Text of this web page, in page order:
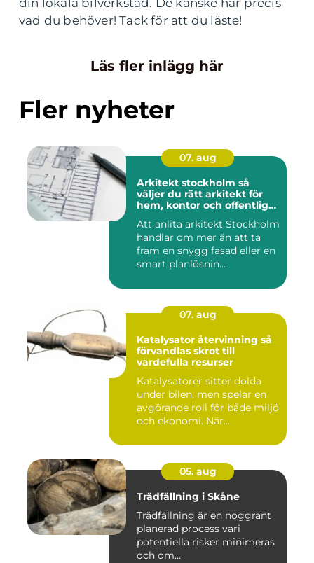
din lokala bilverkstad. De kanske har precis
vad du behöver! Tack för att du läste!
Läs fler inlägg här
Fler nyheter
07. aug
Arkitekt stockholm så
väljer du rätt arkitekt för
hem, kontor och offentlig
Att anlita arkitekt Stockholm
handlar om mer än att ta
fram en snygg fasad eller en
smart planlösnin...
07. aug
Katalysator återvinning så
förvandlas skrot till
värdefulla resurser
Katalysatorer sitter dolda
under bilen, men spelar en
avgörande roll för både miljö
och ekonomi. När...
05. aug
Trädfällning i Skåne
Trädfällning är en noggrant
planerad process vari
potentiella risker minimeras
och om...